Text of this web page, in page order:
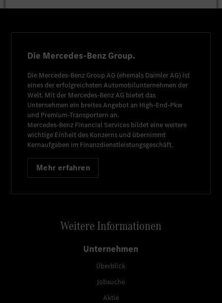
Die Mercedes-Benz Group.
Die Mercedes-Benz Group AG (ehemals Daimler AG) ist
eines der erfolgreichsten Automobilunternehmen der
Welt. Mit der Mercedes-Benz AG bietet das
Unternehmen ein breites Angebot an High-End-Pkw
und Premium-Transportern an.
Mercedes-Benz Financial Services bildet eine weitere
wichtige Einheit des Konzerns und übernimmt
Kernaufgaben im Finanzdienstleistungsgeschäft.
Mehr erfahren
Weitere Informationen
Unternehmen
Überblick
Jobsuche
Aktie